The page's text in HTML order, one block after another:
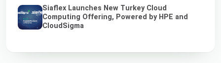
Siaflex Launches New Turkey Cloud
Computing Offering, Powered by HPE and
CloudSigma